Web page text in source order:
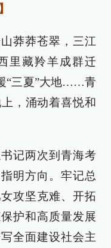
】
莽莽苍翠，三江
里藏羚羊成群迁
“三夏”大地……青
，涌动着喜悦和
记两次到青海考
明方向。牢记总
攻坚克难、开拓
护和高质量发展
全面建设社会主